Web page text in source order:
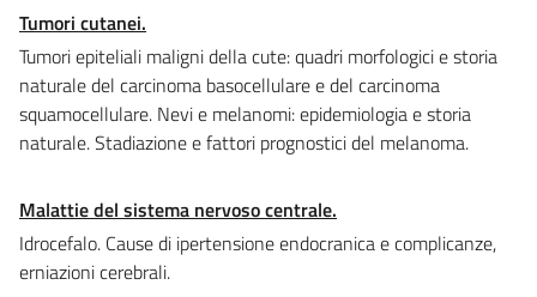
Tumori cutanei.
Tumori epiteliali maligni della cute: quadri morfologici e storia
naturale del carcinoma basocellulare e del carcinoma
squamocellulare. Nevi e melanomi: epidemiologia e storia
naturale. Stadiazione e fattori prognostici del melanoma.
Malattie del sistema nervoso centrale.
Idrocefalo. Cause di ipertensione endocranica e complicanze,
erniazioni cerebrali.